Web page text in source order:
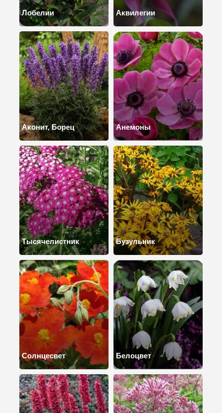
Лобелии Аквилегии
Аконит, Борец Анемоны
Тысячелистник Бузульник
Солнцесвет Белоцвет